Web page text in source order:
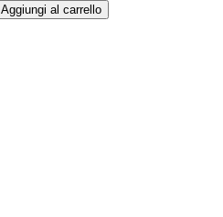
Aggiungi al carrello